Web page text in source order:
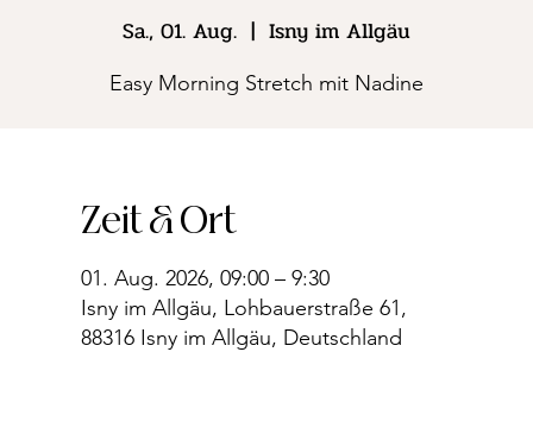
Sa., 01. Aug.
  |
Isny im Allgäu
Easy Morning Stretch mit Nadine
Zeit & Ort
01. Aug. 2026, 09:00 – 9:30
Isny im Allgäu, Lohbauerstraße 61,
88316 Isny im Allgäu, Deutschland